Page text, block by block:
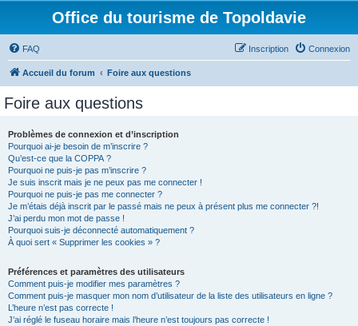
Office du tourisme de Topoldavie
FAQ Connexion
Inscription
Accueil du forum Foire aux questions
Foire aux questions
Problèmes de connexion et d’inscription
Pourquoi ai-je besoin de m’inscrire ?
Qu’est-ce que la COPPA ?
Pourquoi ne puis-je pas m’inscrire ?
Je suis inscrit mais je ne peux pas me connecter !
Pourquoi ne puis-je pas me connecter ?
Je m’étais déjà inscrit par le passé mais ne peux à présent plus me connecter ?!
J’ai perdu mon mot de passe !
Pourquoi suis-je déconnecté automatiquement ?
À quoi sert « Supprimer les cookies » ?
Préférences et paramètres des utilisateurs
Comment puis-je modifier mes paramètres ?
Comment puis-je masquer mon nom d’utilisateur de la liste des utilisateurs en ligne ?
L’heure n’est pas correcte !
J’ai réglé le fuseau horaire mais l’heure n’est toujours pas correcte !